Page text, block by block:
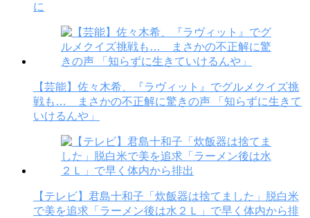
に
【芸能】佐々木希、『ラヴィット』でグルメクイズ挑
戦も… まさかの不正解に驚きの声 「知らずに生きて
いけるんや」
【テレビ】君島十和子「炊飯器は捨てました」脱白米
で美を追求「ラーメン後は水２Ｌ」で早く体内から排